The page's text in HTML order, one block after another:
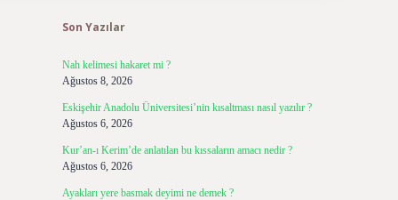
Son Yazılar
Nah kelimesi hakaret mi ?
Ağustos 8, 2026
Eskişehir Anadolu Üniversitesi’nin kısaltması nasıl yazılır ?
Ağustos 6, 2026
Kur’an-ı Kerim’de anlatılan bu kıssaların amacı nedir ?
Ağustos 6, 2026
Ayakları yere basmak deyimi ne demek ?